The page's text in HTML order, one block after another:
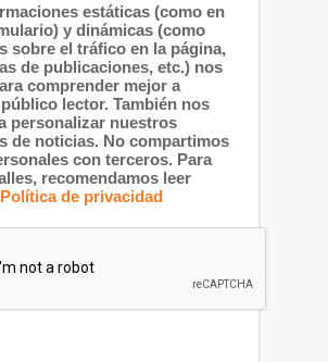
estáticas (como en
y dinámicas (como
sobre el tráfico en la página,
de publicaciones, etc.) nos
comprender mejor a
lector. También nos
personalizar nuestros
de noticias. No compartimos
con terceros. Para
recomendamos leer
Política de privacidad